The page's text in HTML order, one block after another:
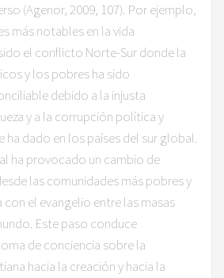
(Agenor, 2009, 107). Por ejemplo,
más notables en la vida
el conflicto Norte-Sur donde la
y los pobres ha sido
debido a la injusta
y a la corrupción política y
ha dado en los países del sur global.
ha provocado un cambio de
las comunidades más pobres y
con el evangelio entre las masas
Este paso conduce
de conciencia sobre la
hacia la creación y hacia la